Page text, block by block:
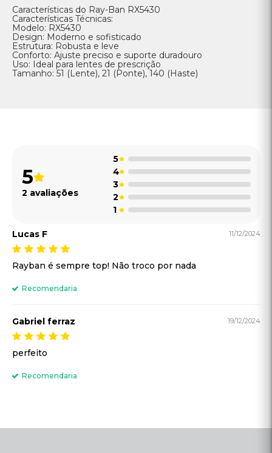
1
Lucas F
Rayban é sempre top! Não troco por nada
Recomendaria
Cadastre-se e receba um
CUPOM DE 5% DE